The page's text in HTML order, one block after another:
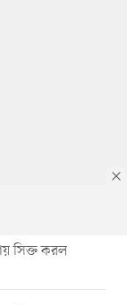
সিক্ত করল